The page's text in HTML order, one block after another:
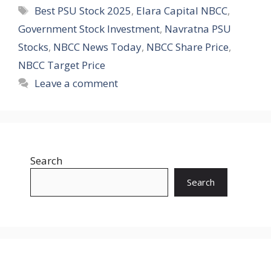
Tags
Best PSU Stock 2025, Elara Capital NBCC,
Government Stock Investment, Navratna PSU
Stocks, NBCC News Today, NBCC Share Price,
NBCC Target Price
Leave a comment
Search
Search